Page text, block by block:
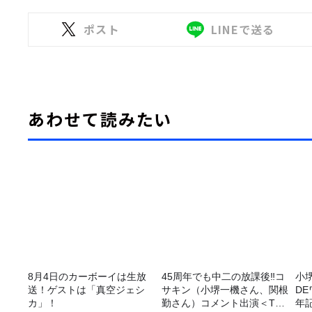
ポスト LINEで送る
あわせて読みたい
8月4日のカーボーイは生放
送！ゲストは「真空ジェシ
カ」！
45周年でも中二の放課後‼コ
サキン（小堺一機さん、関根
勤さん）コメント出演＜TBS
小
DE
年